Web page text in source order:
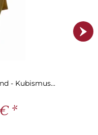
- Kubismus...
*